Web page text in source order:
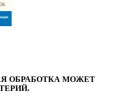
ОБРАБОТКА МОЖЕТ